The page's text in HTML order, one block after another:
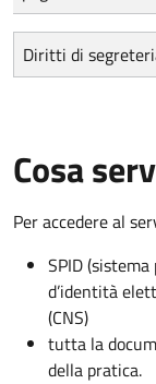
Diritti di
Cosa
Per accedere al
SPID
d’identità
(CNS)
tutta la
della pratica.